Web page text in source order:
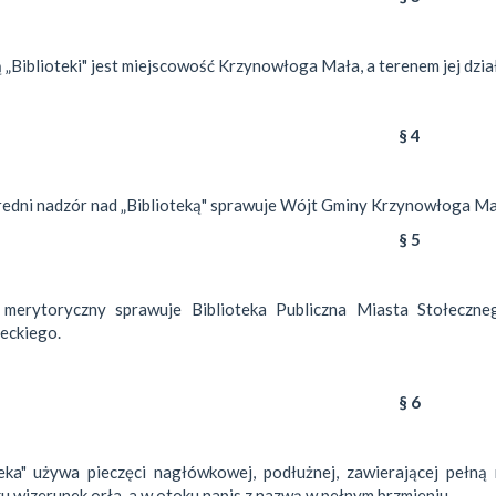
„Biblioteki" jest miejscowość Krzynowłoga Mała, a terenem jej
§ 4
nadzór nad „Biblioteką" sprawuje Wójt Gminy Krzynowłoga
§ 5
sprawuje Biblioteka Publiczna Miasta
§ 6
używa pieczęci nagłówkowej, podłużnej, zawierającej